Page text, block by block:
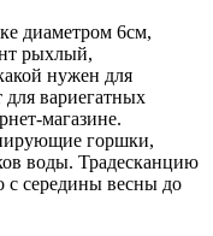
диаметром 6см,
рыхлый,
нужен для
вариегатных
магазине.
горшки,
воды. Традесканцию
с середины весны до